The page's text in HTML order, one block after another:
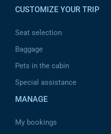
CUSTOMIZE YOUR TRIP
Seat selection
Baggage
Pets in the cabin
Special assistance
MANAGE
My bookings